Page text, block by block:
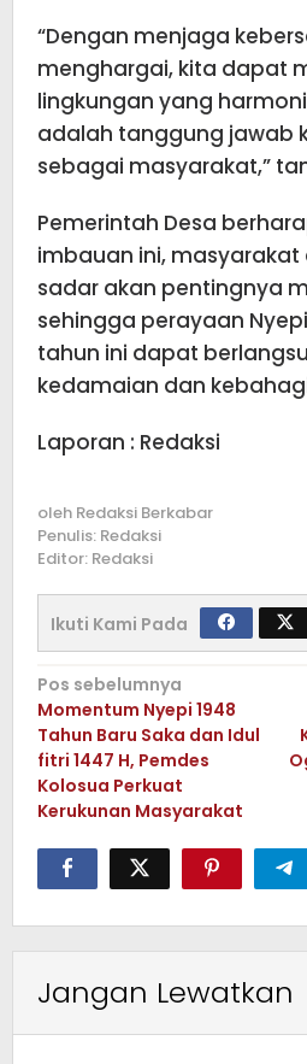
“Dengan menjaga
menghargai, kita dapat
lingkungan yang
adalah tanggung jawab
sebagai masyarakat,”
Pemerintah Desa
imbauan ini,
sadar akan pentingnya
sehingga perayaan
tahun ini dapat
kedamaian dan
Laporan : Redaksi
oleh Redaksi Berkabar
Penulis: Redaksi
Editor: Redaksi
Ikuti Kami Pada
Navigasi
pos
Pos sebelumnya
Momentum Nyepi 1948
Tahun Baru Saka dan Idul
fitri 1447 H, Pemdes
Kolosua Perkuat
Kerukunan Masyarakat
Jangan Lewatkan